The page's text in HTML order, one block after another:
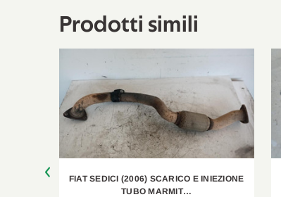
Prodotti simili
FIAT SEDICI (2006) SCARICO E INIEZIONE
TUBO MARMIT…